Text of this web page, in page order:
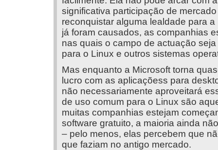
significativa participação de
reconquistar alguma lealdade para
já foram causados, as companhias
nas quais o campo de actuação
para o Linux e outros sistemas
Mas enquanto a Microsoft torna
lucro com as aplicaçõess para
não necessariamente aproveitará
de uso comum para o Linux são
muitas companhias estejam
software gratuito, a maioria ainda
– pelo menos, elas percebem que
que faziam no antigo mercado.